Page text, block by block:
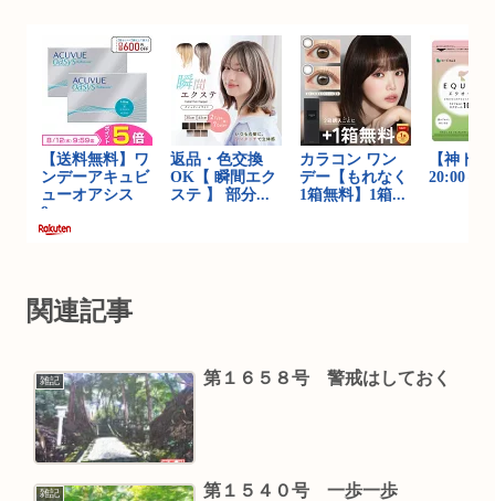
関連記事
雑記 第１６５８号 警戒はしておく
雑記 第１５４０号 一歩一歩